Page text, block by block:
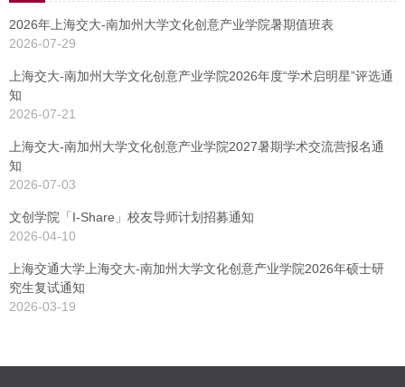
2026年上海交大-南加州大学文化创意产业学院暑期值班表
2026-07-29
上海交大-南加州大学文化创意产业学院2026年度“学术启明星”评选通
知
2026-07-21
上海交大-南加州大学文化创意产业学院2027暑期学术交流营报名通
知
2026-07-03
文创学院「I-Share」校友导师计划招募通知
2026-04-10
上海交通大学上海交大-南加州大学文化创意产业学院2026年硕士研
究生复试通知
2026-03-19